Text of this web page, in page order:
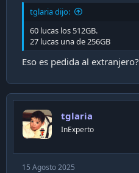
tglaria dijo:
60 lucas los 512GB.
27 lucas una de 256GB
Eso es pedida al extranjero?
tglaria
InExperto
15 Agosto 2025